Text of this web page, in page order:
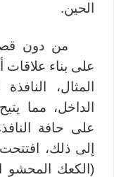
الحين.
من دون
على بناء
المثال،
الداخل، مما
على حافة
إلى ذلك،
(الكعك المحشو